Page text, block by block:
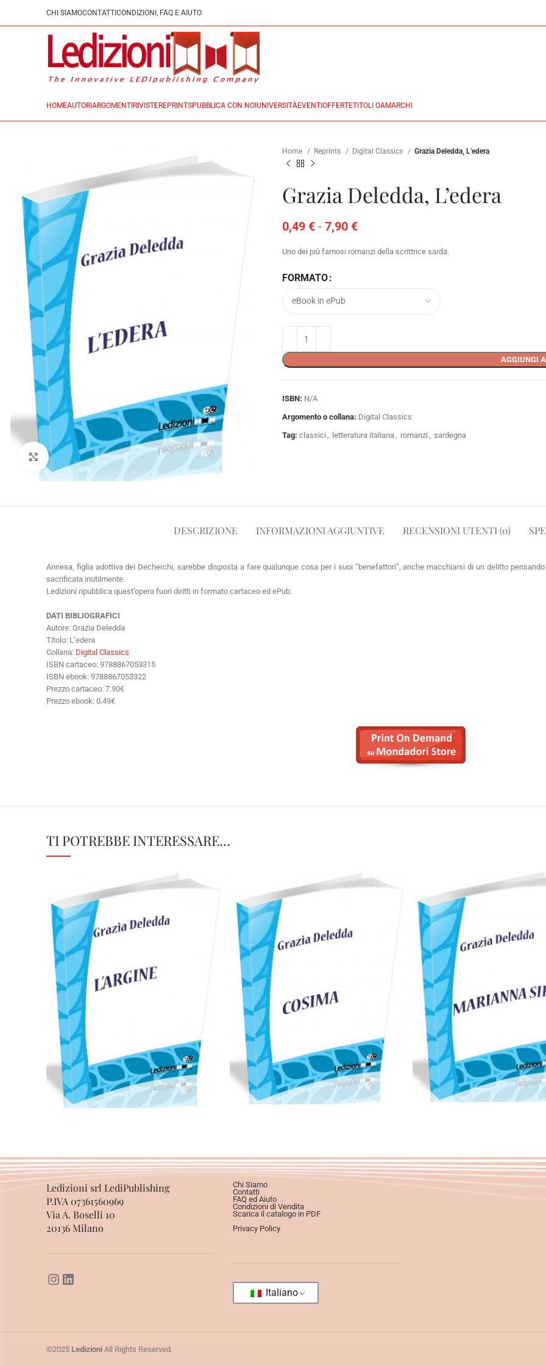
CHI SIAMOCONTATTI CONDIZIONI, FAQ E AIUTO
HOMEAUTORI ARGOMENTI RIVISTEREPRINTSPUBBLICA CON NOI UNIVERSITÀEVENTI OFFERTETITOLI OAMARCHI
Clicca per ampliare
Home Reprints Digital Classics Grazia Deledda, L’edera
Grazia Deledda, L’edera
0,49 € - 7,90 €
Uno dei più famosi romanzi della scrittrice sarda.
FORMATO
AGGIUNGI
ISBN: N/A
Argomento o collana: Digital Classics
Tag: classici letteratura italiana romanzi sardegna
DESCRIZIONE INFORMAZIONI AGGIUNTIVE RECENSIONI UTENTI (0)
Annesa, figlia adottiva dei Decherchi, sarebbe disposta a fare qualunque cosa per i suoi “benefattori”, anche macchiarsi di un delitto
sacrificata inutilmente.
Ledizioni ripubblica quest’opera fuori diritti in formato cartaceo ed ePub.
DATI BIBLIOGRAFICI
Autore: Grazia Deledda
Titolo: L’edera
Collana: Digital Classics
ISBN cartaceo: 9788867053315
ISBN ebook: 9788867053322
Prezzo cartaceo: 7.90€
Prezzo ebook: 0.49€
TI POTREBBE INTERESSARE…
CartaceoeBook in ePub
Cartaceo eBook in ePub
0,49 € 7,90€
Cartaceo eBook in
0,49€ 7,90€
Ledizioni srl LediPublishing
P.IVA 07361560969
Via A. Boselli 10
20136 Milano
Chi Siamo
Contatti
FAQ ed Aiuto
Condizioni di Vendita
Scarica il catalogo in PDF
Privacy Policy
Italiano
©2025 Ledizioni All Rights Reserved.